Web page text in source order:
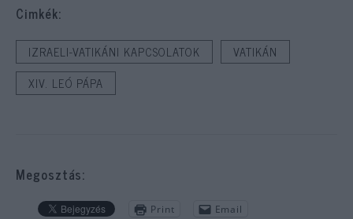
Cimkék:
IZRAELI-VATIKÁNI KAPCSOLATOK
VATIKÁN
XIV. LEÓ PÁPA
Megosztás:
Print Email